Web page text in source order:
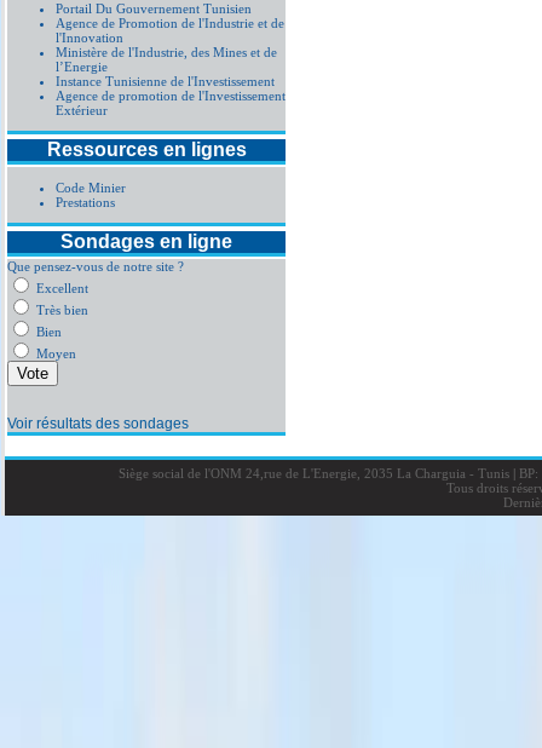
Portail Du Gouvernement Tunisien
Agence de Promotion de l'Industrie et de
l'Innovation
Ministère de l'Industrie, des Mines et de
l’Energie
Instance Tunisienne de l'Investissement
Agence de promotion de l'Investissement
Extérieur
Ressources en lignes
Code Minier
Prestations
Sondages en ligne
Que pensez-vous de notre site ?
Excellent
Très bien
Bien
Moyen
Voir résultats des sondages
Siège social de l'ONM 24,rue de L'Energie, 2035 La Charguia - Tunis |BP:
Tous droits